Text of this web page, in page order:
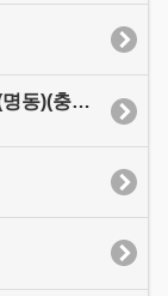
씨티센터타워 민영 주차장 (을지로3가)(명동)(충무로) (구매